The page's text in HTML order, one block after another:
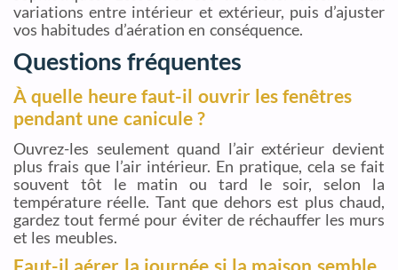
variations entre intérieur et extérieur, puis d’ajuster
vos habitudes d’aération en conséquence.
Questions fréquentes
À quelle heure faut-il ouvrir les fenêtres
pendant une canicule ?
Ouvrez-les seulement quand l’air extérieur devient
plus frais que l’air intérieur. En pratique, cela se fait
souvent tôt le matin ou tard le soir, selon la
température réelle. Tant que dehors est plus chaud,
gardez tout fermé pour éviter de réchauffer les murs
et les meubles.